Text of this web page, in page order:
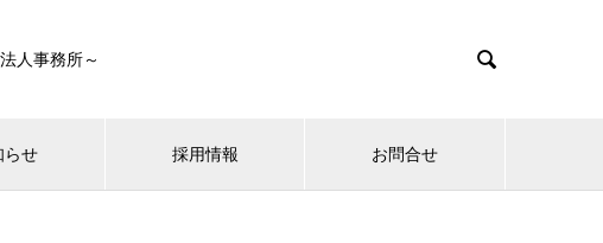
人事務所～ 
らせ 採用情報 お問合せ